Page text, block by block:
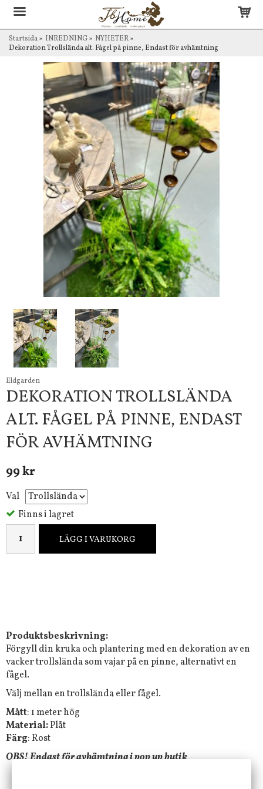
Startsida» INREDNING» NYHETER»
Dekoration Trollslända alt. Fågel på pinne, Endast för avhämtning
Eldgarden
DEKORATION TROLLSLÄNDA
ALT. FÅGEL PÅ PINNE, ENDAST
FÖR AVHÄMTNING
99 kr
Val
Finns i lagret
LÄGG I VARUKORG
Produktsbeskrivning:
Förgyll din kruka och plantering med en dekoration av en
vacker trollslända som vajar på en pinne, alternativt en
fågel.
Välj mellan en trollslända eller fågel.
Mått: 1 meter hög
Material:Plåt
Färg: Rost
OBS! Endast för avhämtning i pop up butik